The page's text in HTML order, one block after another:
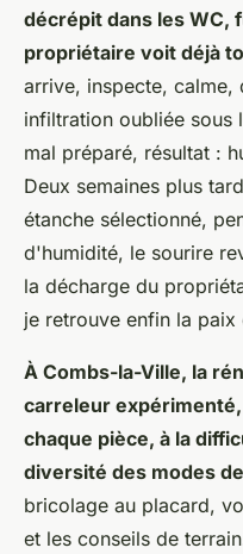
décrépit dans les WC,
propriétaire voit déjà
arrive, inspecte, calme,
infiltration oubliée sous
mal préparé, résultat :
Deux semaines plus
étanche sélectionné,
d'humidité, le sourire
la décharge du
je retrouve enfin la paix
À Combs-la-Ville, la
carreleur
chaque pièce, à la
diversité des modes
bricolage au placard,
et les conseils de